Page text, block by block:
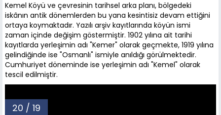
Kemel Köyü ve çevresinin tarihsel arka planı, bölgedeki
iskânın antik dönemlerden bu yana kesintisiz devam ettiğini
ortaya koymaktadır. Yazılı arşiv kayıtlarında köyün ismi
zaman içinde değişim göstermiştir. 1902 yılına ait tarihi
kayıtlarda yerleşimin adı "Kemer" olarak geçmekte, 1919 yılına
gelindiğinde ise "Osmanlı" ismiyle anıldığı görülmektedir.
Cumhuriyet döneminde ise yerleşimin adı "Kemel" olarak
tescil edilmiştir.
20 / 19